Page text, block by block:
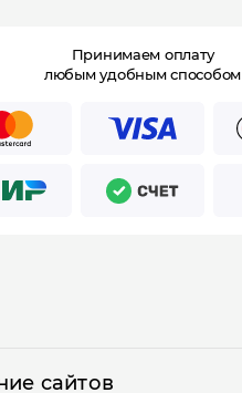
Принимаем оплату
любым удобным способом
сайтов